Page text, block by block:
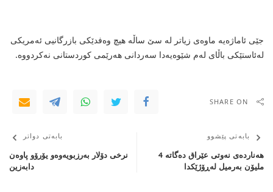
جێی ئاماژەیە ماوەی زیاتر لە سێ ساڵە هیچ وەفدێكی بازرگانیی ئەمریكی
لەئاستێكی باڵای لەم شێوەیەدا سەردانی هەرێمی كوردستانی نەكردووە.
SHARE ON
بابەتی پێشوو
هەناردەی نەوتی عێراق دەگاتە 4
ملیۆن بەرمیل لەڕۆژێكدا
بابەتی دواتر
نرخی دۆلار بەرزبویەوەو یۆرۆو پاوەن
دابەزین